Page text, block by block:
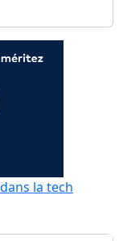
la tech